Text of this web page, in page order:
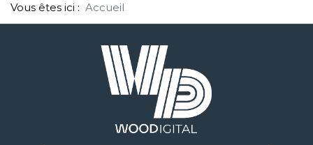
Vous êtes ici : Accueil